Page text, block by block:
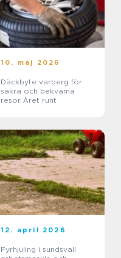
10. maj 2026
Däckbyte varberg för
säkra och bekväma
resor Året runt
12. april 2026
Fyrhjuling i sundsvall